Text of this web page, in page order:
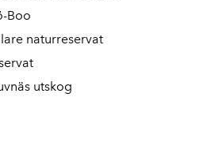
Boo
naturreservat
utskog